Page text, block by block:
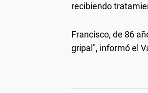
recibiendo
Francisco, de 86
gripal", informó el